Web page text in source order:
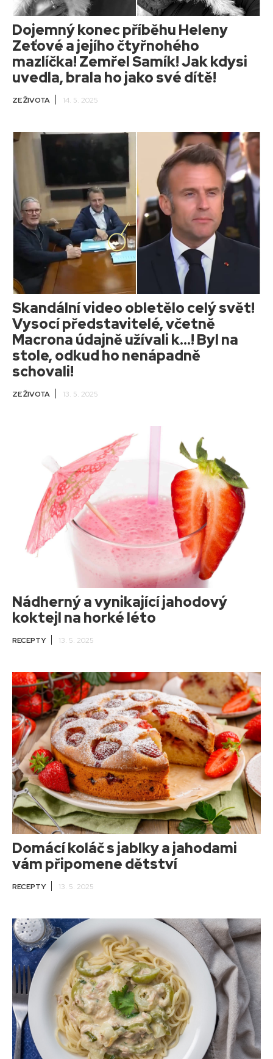
Dojemný konec příběhu Heleny
Zeťové a jejího čtyřnohého
mazlíčka! Zemřel Samík! Jak kdysi
uvedla, brala ho jako své dítě!
ZE ŽIVOTA 14. 5. 2025
Skandální video obletělo celý svět!
Vysocí představitelé, včetně
Macrona údajně užívali k…! Byl na
stole, odkud ho nenápadně
schovali!
ZE ŽIVOTA 13. 5. 2025
Nádherný a vynikající jahodový
koktejl na horké léto
RECEPTY 13. 5. 2025
Domácí koláč s jablky a jahodami
vám připomene dětství
RECEPTY 13. 5. 2025